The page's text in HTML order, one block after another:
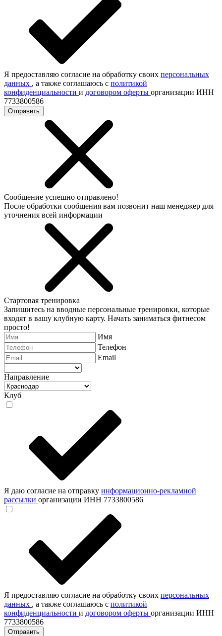
Я предоставляю согласие на обработку своих персональных
данных , а также соглашаюсь с политикой
конфиденциальности и договором оферты организации ИНН
7733800586
Отправить
Сообщение успешно отправлено!
После обработки сообщения вам позвонит наш менеджер для
уточнения всей информации
Стартовая тренировка
Запишитесь на вводные персональные тренировки, которые
входят в вашу клубную карту. Начать заниматься фитнесом
просто!
Имя
Телефон
Email
Направление
Клуб
Я даю согласие на отправку информационно-рекламной
рассылки организации ИНН 7733800586
Я предоставляю согласие на обработку своих персональных
данных , а также соглашаюсь с политикой
конфиденциальности и договором оферты организации ИНН
7733800586
Отправить